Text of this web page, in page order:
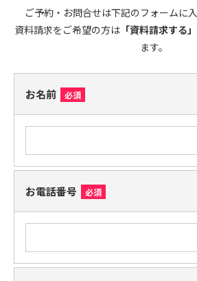
ご予約・お問合せは下記のフォームに
資料請求をご希望の方は 「資料請求する」
ます。
お名前 必須
お電話番号 必須